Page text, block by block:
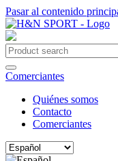
Pasar al contenido
Comerciantes
Quiénes somos
Contacto
Comerciantes